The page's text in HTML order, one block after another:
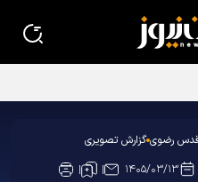
رضوی
رضوی گزارش تصویری
۱۴۰۵/۰۳/۱۳